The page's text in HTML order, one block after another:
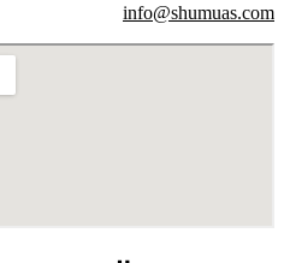
info@shumuas.com